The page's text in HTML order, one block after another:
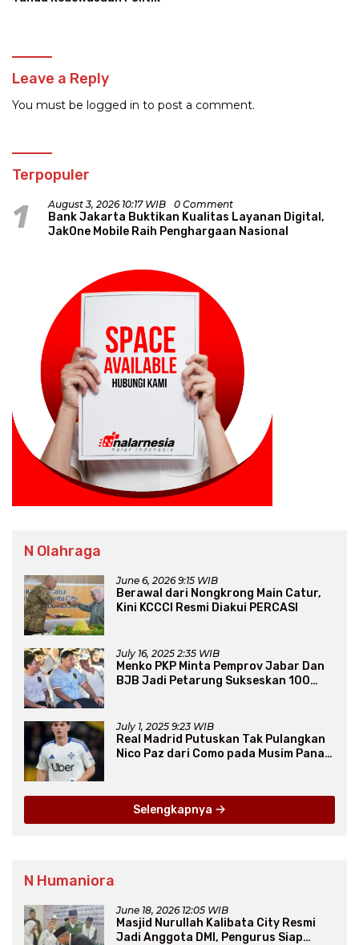
Leave a Reply
You must be logged in to post a comment.
Terpopuler
1 August 3, 2026 10:17 WIB 0 Comment
Bank Jakarta Buktikan Kualitas Layanan Digital,
JakOne Mobile Raih Penghargaan Nasional
N Olahraga
June 6, 2026 9:15 WIB
Berawal dari Nongkrong Main Catur,
Kini KCCCI Resmi Diakui PERCASI
July 16, 2025 2:35 WIB
Menko PKP Minta Pemprov Jabar Dan
BJB Jadi Petarung Sukseskan 100
July 1, 2025 9:23 WIB
Real Madrid Putuskan Tak Pulangkan
Nico Paz dari Como pada Musim Panas
Selengkapnya
N Humaniora
June 18, 2026 12:05 WIB
Masjid Nurullah Kalibata City Resmi
Jadi Anggota DMI, Pengurus Siap